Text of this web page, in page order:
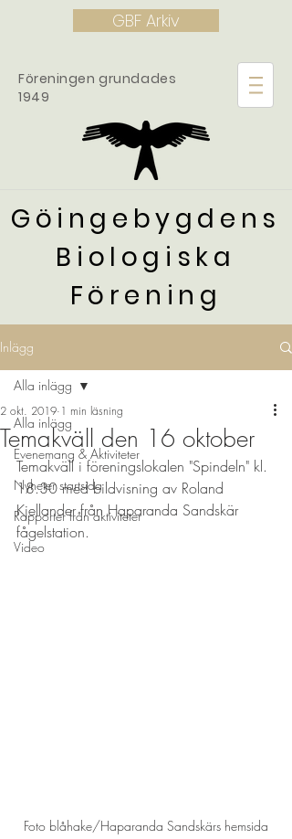
GBF Arkiv
Föreningen grundades
1949
Göingebygdens
Biologiska
Förening
Inlägg
Alla inlägg
Evenemang & Aktiviteter
Nyheter startsida
Rapporter från aktiviteter
Video
Alla inlägg
Temakväll den 16 oktober
2 okt. 2019 1 min läsning
Temakväll i föreningslokalen "Spindeln" kl.
18.30 med bildvisning av Roland
Kjellander från Haparanda Sandskär
fågelstation.
Foto blåhake/Haparanda Sandskärs hemsida